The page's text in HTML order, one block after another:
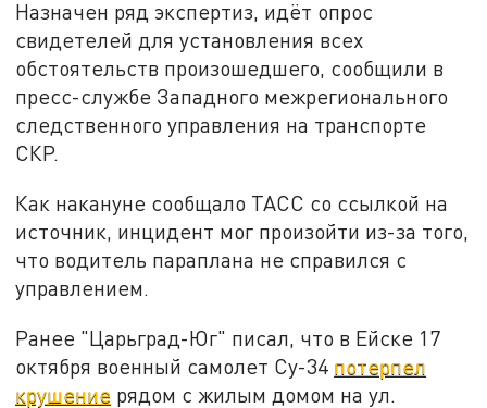
Назначен ряд экспертиз, идёт опрос
свидетелей для установления всех
обстоятельств произошедшего, сообщили в
пресс-службе Западного межрегионального
следственного управления на транспорте
СКР.
Как накануне сообщало ТАСС со ссылкой на
источник, инцидент мог произойти из-за того,
что водитель параплана не справился с
управлением.
Ранее "Царьград-Юг" писал, что в Ейске 17
октября военный самолет Су-34 потерпел
крушение рядом с жилым домом на ул.